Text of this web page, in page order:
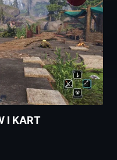
I KART